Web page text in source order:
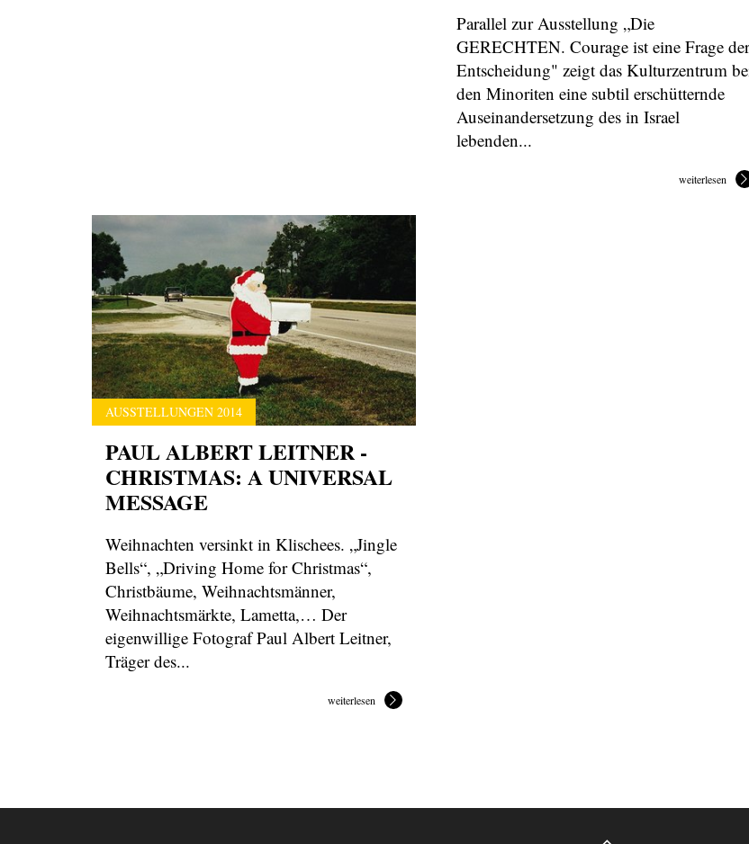
Parallel zur Ausstellung „Die
GERECHTEN. Courage ist eine Frage der
Entscheidung" zeigt das Kulturzentrum
den Minoriten eine subtil erschütternde
Auseinandersetzung des in Israel
lebenden...
weiterlesen
AUSSTELLUNGEN 2014
PAUL ALBERT LEITNER -
CHRISTMAS: A UNIVERSAL
MESSAGE
Weihnachten versinkt in Klischees. „Jingle
Bells“, „Driving Home for Christmas“,
Christbäume, Weihnachtsmänner,
Weihnachtsmärkte, Lametta,… Der
eigenwillige Fotograf Paul Albert Leitner,
Träger des...
weiterlesen